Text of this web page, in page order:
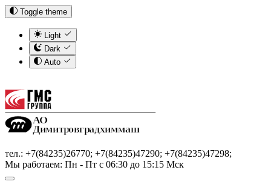
Toggle theme
Light
Dark
Auto
тел.: +7(84235)26770; +7(84235)47290; +7(84235)47298;
Мы работаем: Пн - Пт с 06:30 до 15:15 Мск